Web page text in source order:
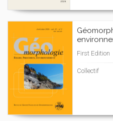
First Edition
Collectif